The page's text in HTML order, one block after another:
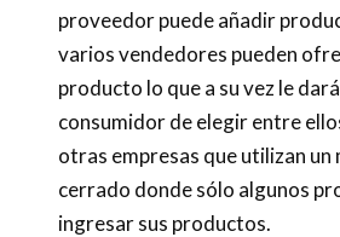
proveedor puede añadir
varios vendedores pueden
producto lo que a su vez le
consumidor de elegir entre
otras empresas que utilizan un
cerrado donde sólo algunos
ingresar sus productos.